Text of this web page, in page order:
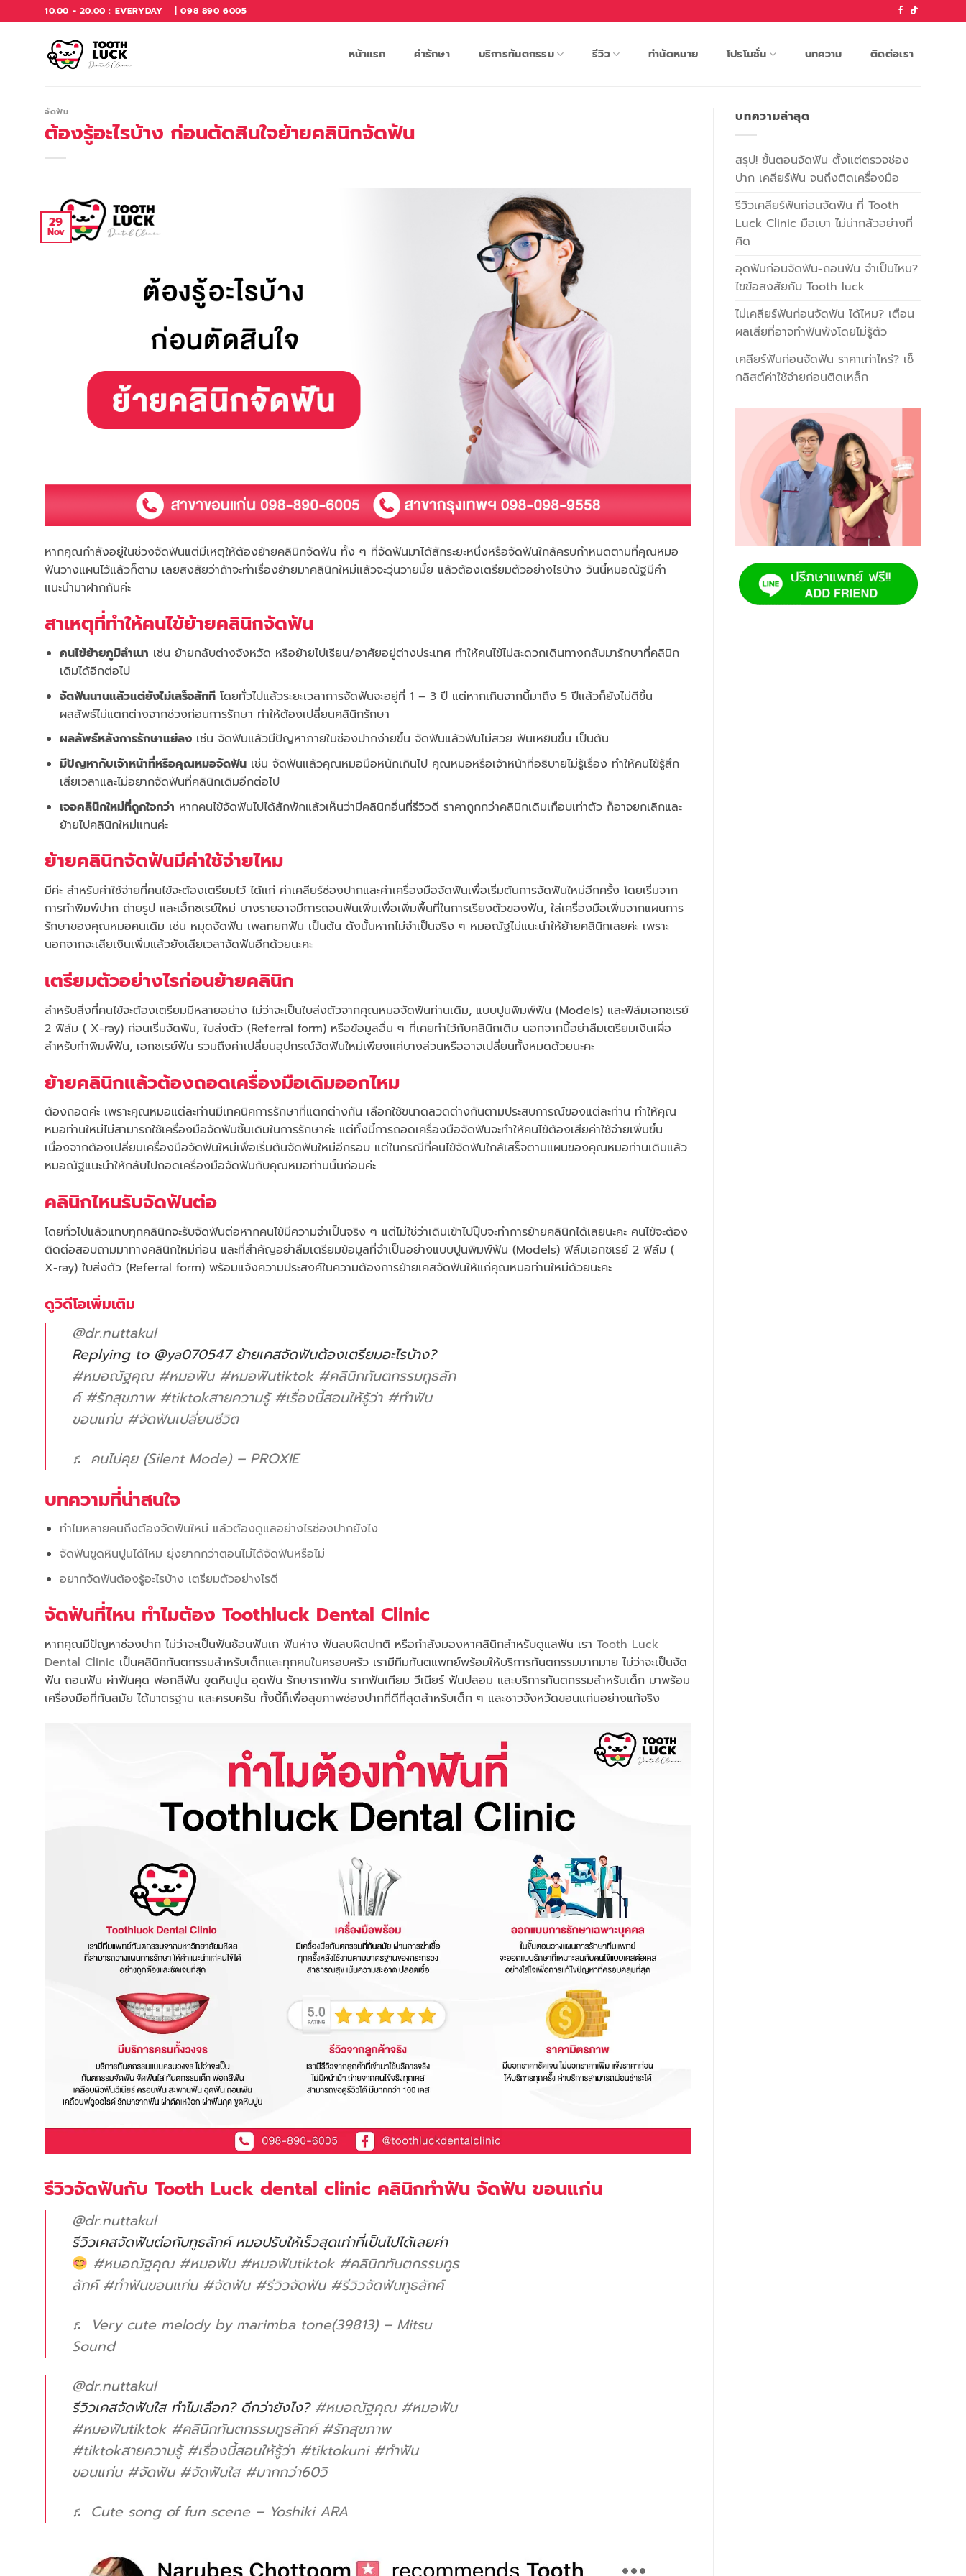
to
10.00 - 20.00 : EVERYDAY | 098 890 6005
หน้าแรก ค่ารักษา บริการทันตกรรม รีวิว ทำนัดหมาย โปรโมชั่น บทความ ติดต่อเรา
จัดฟัน
ต้องรู้อะไรบ้าง ก่อนตัดสินใจย้ายคลินิกจัดฟัน
29
Nov
หากคุณกำลังอยู่ในช่วงจัดฟันแต่มีเหตุให้ต้องย้ายคลินิกจัดฟัน ทั้ง ๆ ที่จัดฟันมาได้สักระยะหนึ่งหรือจัดฟันใกล้ครบกำหนดตามที่คุณหมอ
ฟันวางแผนไว้แล้วก็ตาม เลยสงสัยว่าถ้าจะทำเรื่องย้ายมาคลินิกใหม่แล้วจะวุ่นวายมั้ย แล้วต้องเตรียมตัวอย่างไรบ้าง วันนี้หมอณัฐมีคำ
แนะนำมาฝากกันค่ะ
สาเหตุที่ทำให้คนไข้ย้ายคลินิกจัดฟัน
คนไข้ย้ายภูมิลำเนา เช่น ย้ายกลับต่างจังหวัด หรือย้ายไปเรียน/อาศัยอยู่ต่างประเทศ ทำให้คนไข้ไม่สะดวกเดินทางกลับมารักษาที่คลินิก
เดิมได้อีกต่อไป
จัดฟันนานแล้วแต่ยังไม่เสร็จสักทีโดยทั่วไปแล้วระยะเวลาการจัดฟันจะอยู่ที่ 1 – 3 ปี แต่หากเกินจากนี้มาถึง 5 ปีแล้วก็ยังไม่ดีขึ้น
ผลลัพธ์ไม่แตกต่างจากช่วงก่อนการรักษา ทำให้ต้องเปลี่ยนคลินิกรักษา
ผลลัพธ์หลังการรักษาแย่ลงเช่น จัดฟันแล้วมีปัญหาภายในช่องปากง่ายขึ้น จัดฟันแล้วฟันไม่สวย ฟันเหยินขึ้น เป็นต้น
มีปัญหากับเจ้าหน้าที่หรือคุณหมอจัดฟันเช่น จัดฟันแล้วคุณหมอมือหนักเกินไป คุณหมอหรือเจ้าหน้าที่อธิบายไม่รู้เรื่อง ทำให้คนไข้รู้สึก
เสียเวลาและไม่อยากจัดฟันที่คลินิกเดิมอีกต่อไป
เจอคลินิกใหม่ที่ถูกใจกว่า หากคนไข้จัดฟันไปได้สักพักแล้วเห็นว่ามีคลินิกอื่นที่รีวิวดี ราคาถูกกว่าคลินิกเดิมเกือบเท่าตัว ก็อาจยกเลิกและ
ย้ายไปคลินิกใหม่แทนค่ะ
ย้ายคลินิกจัดฟันมีค่าใช้จ่ายไหม
มีค่ะ สำหรับค่าใช้จ่ายที่คนไข้จะต้องเตรียมไว้ ได้แก่ ค่าเคลียร์ช่องปากและค่าเครื่องมือจัดฟันเพื่อเริ่มต้นการจัดฟันใหม่อีกครั้ง โดยเริ่มจาก
การทำพิมพ์ปาก ถ่ายรูป และเอ็กซเรย์ใหม่ บางรายอาจมีการถอนฟันเพิ่มเพื่อเพิ่มพื้นที่ในการเรียงตัวของฟัน, ใส่เครื่องมือเพิ่มจากแผนการ
รักษาของคุณหมอคนเดิม เช่น หมุดจัดฟัน เพลทยกฟัน เป็นต้น ดังนั้นหากไม่จำเป็นจริง ๆ หมอณัฐไม่แนะนำให้ย้ายคลินิกเลยค่ะ เพราะ
นอกจากจะเสียเงินเพิ่มแล้วยังเสียเวลาจัดฟันอีกด้วยนะคะ
เตรียมตัวอย่างไรก่อนย้ายคลินิก
สำหรับสิ่งที่คนไข้จะต้องเตรียมมีหลายอย่าง ไม่ว่าจะเป็นใบส่งตัวจากคุณหมอจัดฟันท่านเดิม, แบบปูนพิมพ์ฟัน (Models) และฟิล์มเอกซเรย์
2 ฟิล์ม ( X-ray) ก่อนเริ่มจัดฟัน, ใบส่งตัว (Referral form) หรือข้อมูลอื่น ๆ ที่เคยทำไว้กับคลินิกเดิม นอกจากนี้อย่าลืมเตรียมเงินเผื่อ
สำหรับทำพิมพ์ฟัน, เอกซเรย์ฟัน รวมถึงค่าเปลี่ยนอุปกรณ์จัดฟันใหม่เพียงแค่บางส่วนหรืออาจเปลี่ยนทั้งหมดด้วยนะคะ
ย้ายคลินิกแล้วต้องถอดเครื่องมือเดิมออกไหม
ต้องถอดค่ะ เพราะคุณหมอแต่ละท่านมีเทคนิคการรักษาที่แตกต่างกัน เลือกใช้ขนาดลวดต่างกันตามประสบการณ์ของแต่ละท่าน ทำให้คุณ
หมอท่านใหม่ไม่สามารถใช้เครื่องมือจัดฟันชิ้นเดิมในการรักษาค่ะ แต่ทั้งนี้การถอดเครื่องมือจัดฟันจะทำให้คนไข้ต้องเสียค่าใช้จ่ายเพิ่มขึ้น
เนื่องจากต้องเปลี่ยนเครื่องมือจัดฟันใหม่เพื่อเริ่มต้นจัดฟันใหม่อีกรอบ แต่ในกรณีที่คนไข้จัดฟันใกล้เสร็จตามแผนของคุณหมอท่านเดิมแล้ว
หมอณัฐแนะนำให้กลับไปถอดเครื่องมือจัดฟันกับคุณหมอท่านนั้นก่อนค่ะ
คลินิกไหนรับจัดฟันต่อ
โดยทั่วไปแล้วแทบทุกคลินิกจะรับจัดฟันต่อหากคนไข้มีความจำเป็นจริง ๆ แต่ไม่ใช่ว่าเดินเข้าไปปุ๊บจะทำการย้ายคลินิกได้เลยนะคะ คนไข้จะต้อง
ติดต่อสอบถามมาทางคลินิกใหม่ก่อน และที่สำคัญอย่าลืมเตรียมข้อมูลที่จำเป็นอย่างแบบปูนพิมพ์ฟัน (Models) ฟิล์มเอกซเรย์ 2 ฟิล์ม (
X-ray) ใบส่งตัว (Referral form) พร้อมแจ้งความประสงค์ในความต้องการย้ายเคสจัดฟันให้แก่คุณหมอท่านใหม่ด้วยนะคะ
ดูวิดีโอเพิ่มเติม
@dr.nuttakul
Replying to @ya070547 ย้ายเคสจัดฟันต้องเตรียมอะไรบ้าง?
#หมอณัฐคุณ #หมอฟัน #หมอฟันtiktok #คลินิกทันตกรรมทูธลัก
ค์ #รักสุขภาพ #tiktokสายความรู้ #เรื่องนี้สอนให้รู้ว่า #ทําฟัน
ขอนแก่น #จัดฟันเปลี่ยนชีวิต
♬ คนไม่คุย (Silent Mode) – PROXIE
บทความที่น่าสนใจ
ทำไมหลายคนถึงต้องจัดฟันใหม่ แล้วต้องดูแลอย่างไรช่องปากยังไง
จัดฟันขูดหินปูนได้ไหม ยุ่งยากกว่าตอนไม่ได้จัดฟันหรือไม่
อยากจัดฟันต้องรู้อะไรบ้าง เตรียมตัวอย่างไรดี
จัดฟันที่ไหน ทำไมต้อง Toothluck Dental Clinic
หากคุณมีปัญหาช่องปาก ไม่ว่าจะเป็นฟันซ้อนฟันเก ฟันห่าง ฟันสบผิดปกติ หรือกำลังมองหาคลินิกสำหรับดูแลฟัน เรา Tooth Luck
Dental Clinic เป็นคลินิกทันตกรรมสำหรับเด็กและทุกคนในครอบครัว เรามีทีมทันตแพทย์พร้อมให้บริการทันตกรรมมากมาย ไม่ว่าจะเป็นจัด
ฟัน ถอนฟัน ผ่าฟันคุด ฟอกสีฟัน ขูดหินปูน อุดฟัน รักษารากฟัน รากฟันเทียม วีเนียร์ ฟันปลอม และบริการทันตกรรมสำหรับเด็ก มาพร้อม
เครื่องมือที่ทันสมัย ได้มาตรฐาน และครบครัน ทั้งนี้ก็เพื่อสุขภาพช่องปากที่ดีที่สุดสำหรับเด็ก ๆ และชาวจังหวัดขอนแก่นอย่างแท้จริง
รีวิวจัดฟันกับ Tooth Luck dental clinic คลินิกทำฟัน จัดฟัน ขอนแก่น
@dr.nuttakul
รีวิวเคสจัดฟันต่อกับทูธลักค์ หมอปรับให้เร็วสุดเท่าที่เป็นไปได้เลยค่า
#หมอณัฐคุณ #หมอฟัน #หมอฟันtiktok #คลินิกทันตกรรมทูธ
ลักค์ #ทําฟันขอนแก่น #จัดฟัน #รีวิวจัดฟัน #รีวิวจัดฟันทูธลักค์
♬ Very cute melody by marimba tone(39813) – Mitsu
Sound
@dr.nuttakul
รีวิวเคสจัดฟันใส ทำไมเลือก? ดีกว่ายังไง? #หมอณัฐคุณ #หมอฟัน
#หมอฟันtiktok #คลินิกทันตกรรมทูธลักค์ #รักสุขภาพ
#tiktokสายความรู้ #เรื่องนี้สอนให้รู้ว่า #tiktokuni #ทําฟัน
ขอนแก่น #จัดฟัน #จัดฟันใส #มากกว่า60วิ
♬ Cute song of fun scene – Yoshiki ARA
บทความล่าสุด
สรุป! ขั้นตอนจัดฟัน ตั้งแต่ตรวจช่อง
ปาก เคลียร์ฟัน จนถึงติดเครื่องมือ
รีวิวเคลียร์ฟันก่อนจัดฟัน ที่ Tooth
Luck Clinic มือเบา ไม่น่ากลัวอย่างที่
คิด
อุดฟันก่อนจัดฟัน-ถอนฟัน จำเป็นไหม?
ไขข้อสงสัยกับ Tooth luck
ไม่เคลียร์ฟันก่อนจัดฟัน ได้ไหม? เตือน
ผลเสียที่อาจทำฟันพังโดยไม่รู้ตัว
เคลียร์ฟันก่อนจัดฟัน ราคาเท่าไหร่? เช็
กลิสต์ค่าใช้จ่ายก่อนติดเหล็ก